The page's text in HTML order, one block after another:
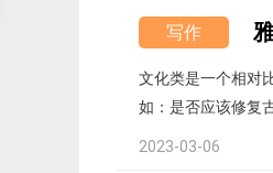
写作
文化类是一个相对
如：是否应该修复
2023-03-06